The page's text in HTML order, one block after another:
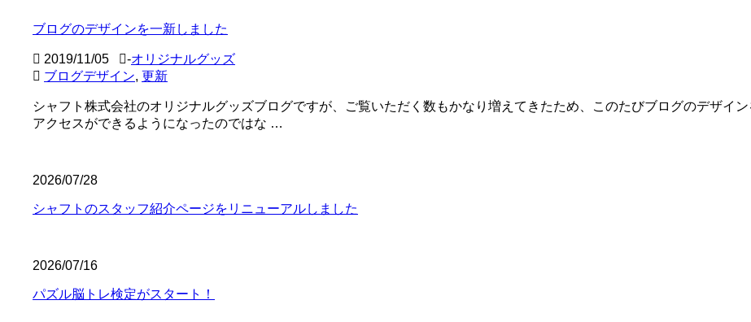
ブログのデザインを一新しました
2019/11/05 -オリジナルグッズ
ブログデザイン, 更新
シャフト株式会社のオリジナルグッズブログですが、ご覧いただく数もかなり増えてきたため、このたびブログのデザイ
アクセスができるようになったのではな …
2026/07/28
シャフトのスタッフ紹介ページをリニューアルしました
2026/07/16
パズル脳トレ検定がスタート！